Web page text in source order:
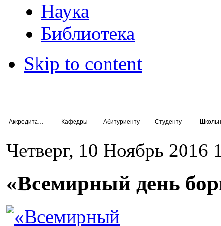
Наука
Библиотека
Skip to content
Кафедры Абитуриенту Студенту
Четверг, 10 Ноябрь 2016
«Всемирный день